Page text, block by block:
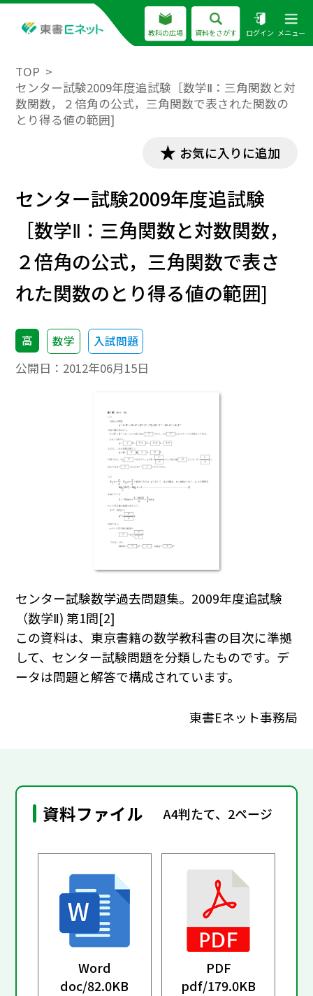
教科の広場 資料をさがす ログイン メニュー
TOP
センター試験2009年度追試験［数学Ⅱ：三角関数と対
数関数，２倍角の公式，三角関数で表された関数の
とり得る値の範囲]
お気に入りに追加
センター試験2009年度追試験
［数学Ⅱ：三角関数と対数関数，
２倍角の公式，三角関数で表さ
れた関数のとり得る値の範囲]
高 数学 入試問題
公開日： 2012年06月15日
センター試験数学過去問題集。2009年度追試験
（数学Ⅱ) 第1問[2]
この資料は、東京書籍の数学教科書の目次に準拠
して、センター試験問題を分類したものです。デ
ータは問題と解答で構成されています。
東書Eネット事務局
資料ファイル A4判たて、2ページ
Word
doc/82.0KB
PDF
pdf/179.0KB